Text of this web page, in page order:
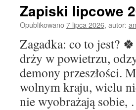
Zapiski lipcowe
Opublikowano7 lipca 2026, autor:
Zagadka: co to jest?
drży w powietrzu,
demony przeszłości.
wolnym kraju, wielu
nie wyobrażają sobie,